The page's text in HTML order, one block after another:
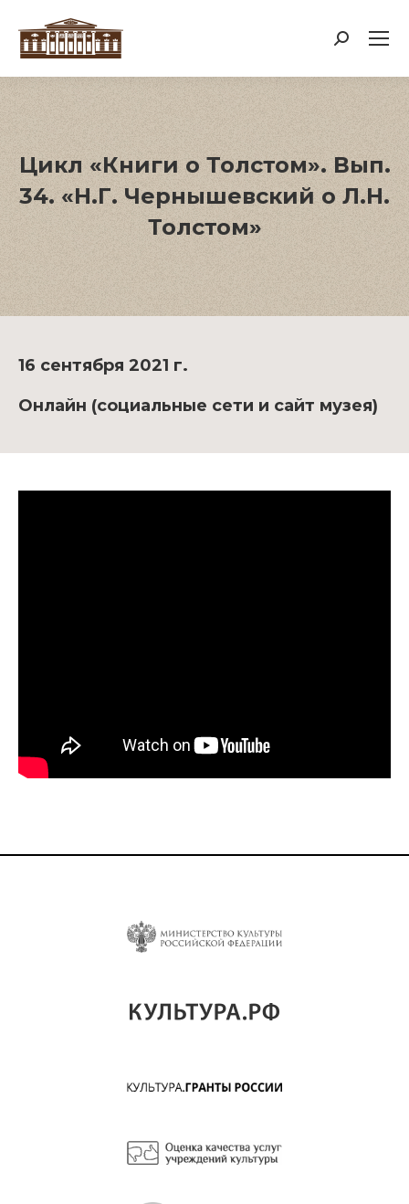
Поиск:
Цикл «Книги о Толстом». Вып.
34. «Н.Г. Чернышевский о Л.Н.
Толстом»
16 сентября 2021 г.
Онлайн (социальные сети и сайт музея)